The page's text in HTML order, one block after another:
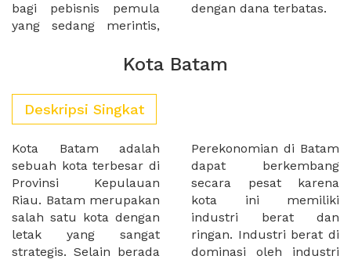
bagi pebisnis pemula
yang sedang merintis,
dengan dana terbatas.
Kota Batam
Deskripsi Singkat
Kota Batam adalah
sebuah kota terbesar di
Provinsi Kepulauan
Riau. Batam merupakan
salah satu kota dengan
letak yang sangat
strategis. Selain berada
Perekonomian di Batam
dapat berkembang
secara pesat karena
kota ini memiliki
industri berat dan
ringan. Industri berat di
dominasi oleh industri